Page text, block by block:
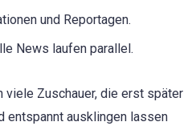
und Reportagen.
News laufen parallel.
viele Zuschauer, die erst später
entspannt ausklingen lassen